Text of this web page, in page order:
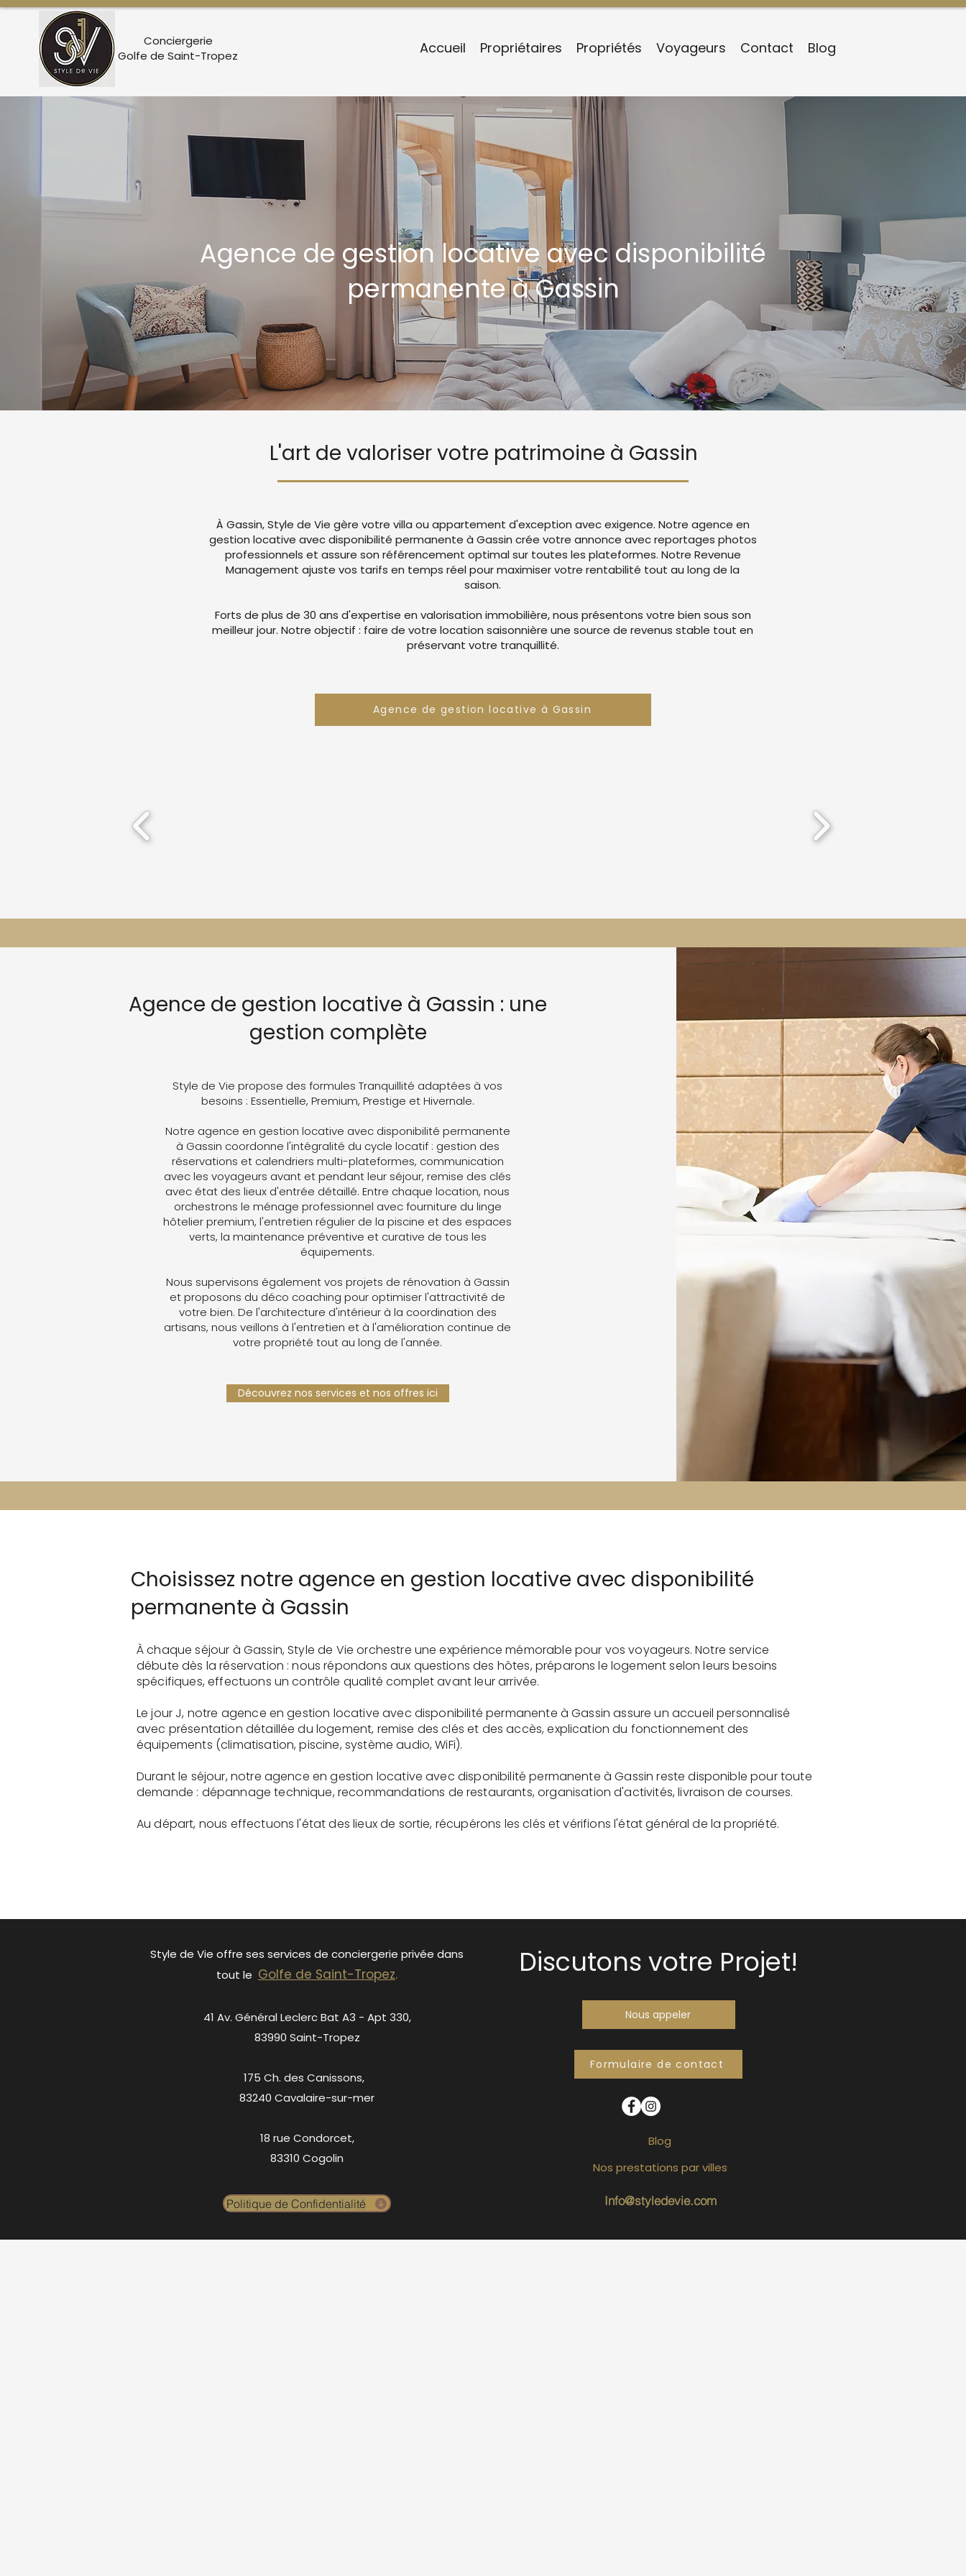
Conciergerie
Golfe de Saint-Tropez
Accueil Propriétaires Propriétés Voyageurs Contact Blog
Agence de gestion locative avec disponibilité
permanente à Gassin
L'art de valoriser votre patrimoine à Gassin
À Gassin, Style de Vie gère votre villa ou appartement d'exception avec exigence. Notre agence en
gestion locative avec disponibilité permanente à Gassin crée votre annonce avec reportages photos
professionnels et assure son référencement optimal sur toutes les plateformes. Notre Revenue
Management ajuste vos tarifs en temps réel pour maximiser votre rentabilité tout au long de la
saison.
Forts de plus de 30 ans d'expertise en valorisation immobilière, nous présentons votre bien sous son
meilleur jour. Notre objectif : faire de votre location saisonnière une source de revenus stable tout en
préservant votre tranquillité.
Agence de gestion locative à Gassin
Agence de gestion locative à Gassin : une
gestion complète
Style de Vie propose des formules Tranquillité adaptées à vos
besoins : Essentielle, Premium, Prestige et Hivernale.
Notre agence en gestion locative avec disponibilité permanente
à Gassin coordonne l'intégralité du cycle locatif : gestion des
réservations et calendriers multi-plateformes, communication
avec les voyageurs avant et pendant leur séjour, remise des clés
avec état des lieux d'entrée détaillé. Entre chaque location, nous
orchestrons le ménage professionnel avec fourniture du linge
hôtelier premium, l'entretien régulier de la piscine et des espaces
verts, la maintenance préventive et curative de tous les
équipements.
Nous supervisons également vos projets de rénovation à Gassin
et proposons du déco coaching pour optimiser l'attractivité de
votre bien. De l'architecture d'intérieur à la coordination des
artisans, nous veillons à l'entretien et à l'amélioration continue de
votre propriété tout au long de l'année.
Découvrez nos services et nos offres ici
Choisissez notre agence en gestion locative avec disponibilité
permanente à Gassin
À chaque séjour à Gassin, Style de Vie orchestre une expérience mémorable pour vos voyageurs. Notre service
débute dès la réservation : nous répondons aux questions des hôtes, préparons le logement selon leurs besoins
spécifiques, effectuons un contrôle qualité complet avant leur arrivée.
Le jour J, notre agence en gestion locative avec disponibilité permanente à Gassin assure un accueil personnalisé
avec présentation détaillée du logement, remise des clés et des accès, explication du fonctionnement des
équipements (climatisation, piscine, système audio, WiFi).
Durant le séjour, notre agence en gestion locative avec disponibilité permanente à Gassin reste disponible pour toute
demande : dépannage technique, recommandations de restaurants, organisation d'activités, livraison de courses.
Au départ, nous effectuons l'état des lieux de sortie, récupérons les clés et vérifions l'état général de la propriété.
Style de Vie offre ses services de conciergerie privée dans
tout le Golfe de Saint-Tropez.
41 Av. Général Leclerc Bat A3 - Apt 330,
83990 Saint-Tropez
175 Ch. des Canissons,
83240 Cavalaire-sur-mer
18 rue Condorcet,
83310 Cogolin
Politique de Confidentialité
Discutons votre Projet!
Nous appeler
Formulaire de contact
Blog
Info@styledevie.com
Nos prestations par villes